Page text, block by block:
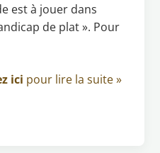
est à jouer dans
de plat ». Pour
ici pour lire la suite »